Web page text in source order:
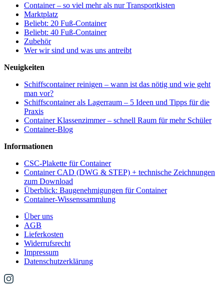
Container – so viel mehr als nur Transportkisten
Marktplatz
Beliebt: 20 Fuß-Container
Beliebt: 40 Fuß-Container
Zubehör
Wer wir sind und was uns antreibt
Neuigkeiten
Schiffscontainer reinigen – wann ist das nötig und wie geht
man vor?
Schiffscontainer als Lagerraum – 5 Ideen und Tipps für die
Praxis
Container Klassenzimmer – schnell Raum für mehr Schüler
Container-Blog
Informationen
CSC-Plakette für Container
Container CAD (DWG & STEP) + technische Zeichnungen
zum Download
Überblick: Baugenehmigungen für Container
Container-Wissenssammlung
Über uns
AGB
Lieferkosten
Widerrufsrecht
Impressum
Datenschutzerklärung